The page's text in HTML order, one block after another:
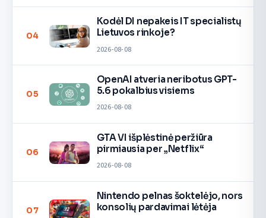
04
Kodėl DI nepakeis IT specialistų
Lietuvos rinkoje?
2026-08-08
05
OpenAI atveria neribotus GPT-
5.6 pokalbius visiems
2026-08-08
06
GTA VI išplėstinė peržiūra
pirmiausia per „Netflix“
2026-08-08
07
Nintendo pelnas šoktelėjo, nors
konsolių pardavimai lėtėja